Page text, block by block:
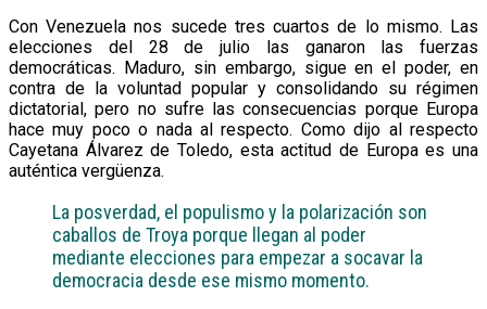
Con Venezuela nos sucede tres cuartos de lo mismo. Las
elecciones del 28 de julio las ganaron las fuerzas
democráticas. Maduro, sin embargo, sigue en el poder, en
contra de la voluntad popular y consolidando su régimen
dictatorial, pero no sufre las consecuencias porque Europa
hace muy poco o nada al respecto. Como dijo al respecto
Cayetana Álvarez de Toledo, esta actitud de Europa es una
auténtica vergüenza.
La posverdad, el populismo y la polarización son
caballos de Troya porque llegan al poder
mediante elecciones para empezar a socavar la
democracia desde ese mismo momento.